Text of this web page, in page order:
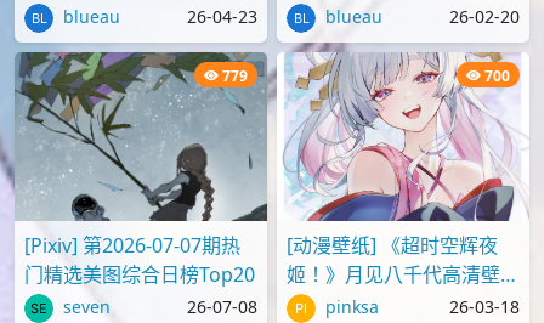
779
[Pixiv] 第2026-07-07期热
门精选美图综合日榜Top20
seven 26-07-08
700
[动漫壁纸] 《超时空辉夜
姬！》月见八千代高清壁纸
图片 pinksa 26-03-18